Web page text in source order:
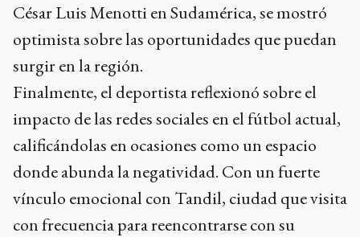
César Luis Menotti en Sudamérica, se mostró
optimista sobre las oportunidades que puedan
surgir en la región.
Finalmente, el deportista reflexionó sobre el
impacto de las redes sociales en el fútbol actual,
calificándolas en ocasiones como un espacio
donde abunda la negatividad. Con un fuerte
vínculo emocional con Tandil, ciudad que visita
con frecuencia para reencontrarse con su